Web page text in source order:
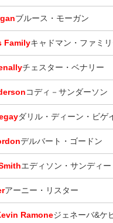
ブルース・モーガン
Familyキャドマン・ファミ
チェスター・ベナリー
コディ－サンダーソン
ダリル・ディーン・ビゲ
デルバート・ゴードン
エディソン・サンディー
アーニー・リスター
Ramoneジェネーバ&ケ